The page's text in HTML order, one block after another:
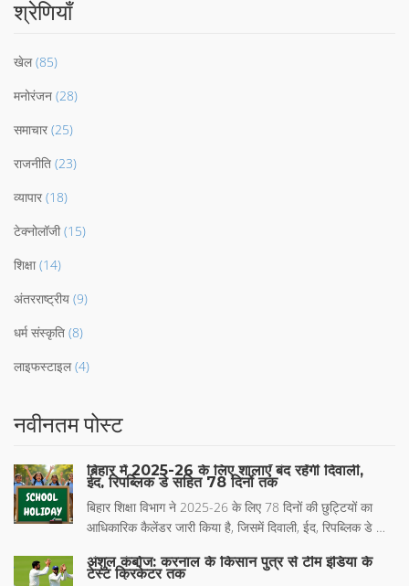
श्रेणियाँ
खेल (85)
मनोरंजन (28)
समाचार (25)
राजनीति (23)
व्यापार (18)
टेक्नोलॉजी (15)
शिक्षा (14)
अंतरराष्ट्रीय (9)
धर्म संस्कृति (8)
लाइफस्टाइल (4)
नवीनतम पोस्ट
बिहार में 2025-26 के लिए शालाएँ बंद रहेंगी दिवाली,
ईद, रिपब्लिक डे सहित 78 दिनों तक
बिहार शिक्षा विभाग ने 2025-26 के लिए 78 दिनों की छुट्टियों का
आधिकारिक कैलेंडर जारी किया है, जिसमें दिवाली, ईद, रिपब्लिक डे और
अंशुल कंबोज: करनाल के किसान पुत्र से टीम इंडिया के
टेस्ट क्रिकेटर तक